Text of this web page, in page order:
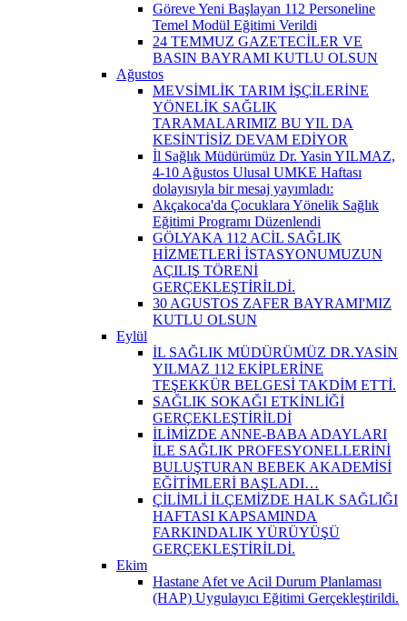
Göreve Yeni Başlayan 112 Personeline
Temel Modül Eğitimi Verildi
24 TEMMUZ GAZETECİLER VE
BASIN BAYRAMI KUTLU OLSUN
Ağustos
MEVSİMLİK TARIM İŞÇİLERİNE
YÖNELİK SAĞLIK
TARAMALARIMIZ BU YIL DA
KESİNTİSİZ DEVAM EDİYOR
İl Sağlık Müdürümüz Dr. Yasin YILMAZ,
4-10 Ağustos Ulusal UMKE Haftası
dolayısıyla bir mesaj yayımladı:
Akçakoca'da Çocuklara Yönelik Sağlık
Eğitimi Programı Düzenlendi
GÖLYAKA 112 ACİL SAĞLIK
HİZMETLERİ İSTASYONUMUZUN
AÇILIŞ TÖRENİ
GERÇEKLEŞTİRİLDİ.
30 AGUSTOS ZAFER BAYRAMI'MIZ
KUTLU OLSUN
Eylül
İL SAĞLIK MÜDÜRÜMÜZ DR.YASİN
YILMAZ 112 EKİPLERİNE
TEŞEKKÜR BELGESİ TAKDİM ETTİ.
SAĞLIK SOKAĞI ETKİNLİĞİ
GERÇEKLEŞTİRİLDİ
İLİMİZDE ANNE-BABA ADAYLARI
İLE SAĞLIK PROFESYONELLERİNİ
BULUŞTURAN BEBEK AKADEMİSİ
EĞİTİMLERİ BAŞLADI…
ÇİLİMLİ İLÇEMİZDE HALK SAĞLIĞI
HAFTASI KAPSAMINDA
FARKINDALIK YÜRÜYÜŞÜ
GERÇEKLEŞTİRİLDİ.
Ekim
Hastane Afet ve Acil Durum Planlaması
(HAP) Uygulayıcı Eğitimi Gerçekleştirildi.